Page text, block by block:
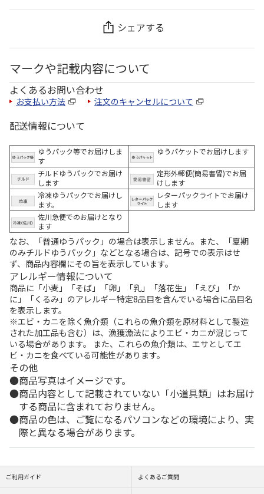
シェアする
マークや記載内容について
よくあるお問い合わせ
お支払い方法 注文のキャンセルについて
配送情報について
ゆうパック等でお届けしま
す
ゆうパケットでお届けします
チルドゆうパックでお届け
します
定形外郵便(簡易書留)でお届
けします
冷凍ゆうパックでお届けし
ます。
レターパックライトでお届け
します
佐川急便でのお届けとなり
ます
なお、「普通ゆうパック」の場合は表示しません。また、「夏期
のみチルドゆうパック」などとなる場合は、記号での表示はせ
ず、商品内容欄にその旨を表示しています。
アレルギー情報について
商品に「小麦」「そば」「卵」「乳」「落花生」「えび」「か
に」「くるみ」のアレルギー特定8品目を含んでいる場合に品目名
を表示します。
※エビ・カニを除く魚介類（これらの魚介類を原材料として製造
された加工品も含む）は、漁獲漁法によりエビ・カニが混じって
いる場合があります。 また、これらの魚介類は、エサとしてエ
ビ・カニを食べている可能性があります。
その他
商品写真はイメージです。
商品内容として記載されていない「小道具類」はお届け
する商品に含まれておりません。
商品の色は、ご覧になるパソコンなどの環境により、実
際と異なる場合があります。
ご利用ガイド よくあるご質問